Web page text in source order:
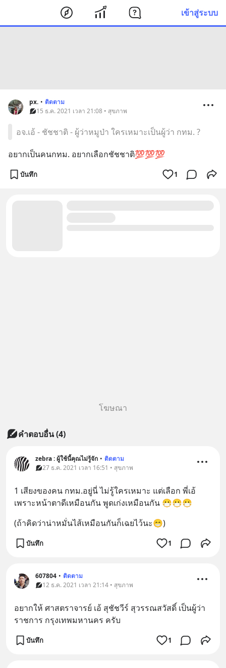
เข้าสู่ระบบ
px. • ติดตาม
15 ธ.ค. 2021 เวลา 21:08 • สุขภาพ
อจ.เอ้ - ชัชชาติ - ผู้ว่าหมูป่า ใครเหมาะเป็นผู้ว่า กทม. ?
อยากเป็นคนกทม. อยากเลือกชัชชาติ💯💯💯
บันทึก 1
โฆษณา
คำตอบอื่น(4)
zebra : ผู้ใช้นี้คุณไม่รู้จัก • ติดตาม
27 ธ.ค. 2021 เวลา 16:51 • สุขภาพ
1 เสียงของคน กทม.อยู่นี่ ไม่รู้ใครเหมาะ แต่เลือก พี่เอ้
เพราะหน้าตาดีเหมือนกัน พูดเก่งเหมือนกัน 😷😷😷
(ถ้าคิดว่าน่าหมั่นไส้เหมือนกันก็เฉยไว้นะ😁)
บันทึก 1
607804 • ติดตาม
12 ธ.ค. 2021 เวลา 21:14 • สุขภาพ
อยากให้ ศาสตราจารย์ เอ้ สุชัชวีร์ สุวรรณสวัสดิ์ เป็นผู้ว่า
ราชการ กรุงเทพมหานคร ครับ
บันทึก 1